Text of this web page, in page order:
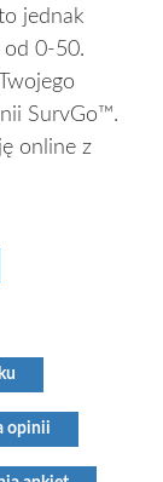
jednak
od 0-50.
SurvGo™.
online z
opinii